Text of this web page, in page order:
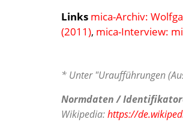
Links mica-Archiv:
(2011), mica-Interview:
* Unter "Uraufführungen
Normdaten /
Wikipedia:https://